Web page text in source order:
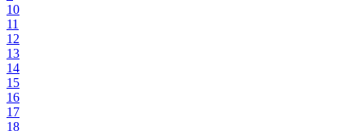
10
11
12
13
14
15
16
17
18